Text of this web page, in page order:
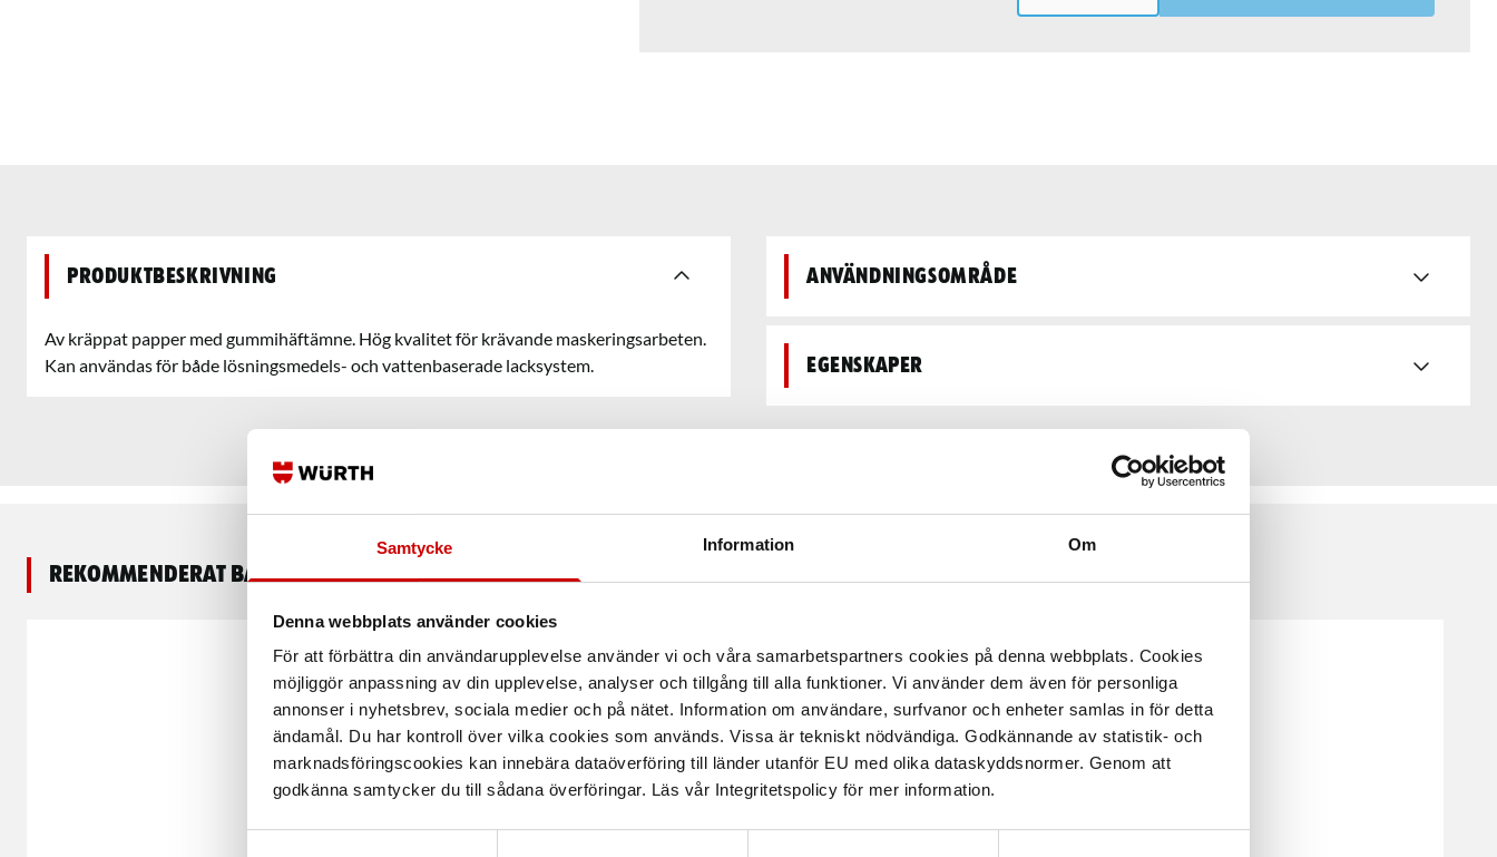
Samtycke Information Om
Denna webbplats använder cookies
För att förbättra din användarupplevelse använder vi och våra samarbetspartners cookies på denna webbplats. Cookies
möjliggör anpassning av din upplevelse, analyser och tillgång till alla funktioner. Vi använder dem även för personliga
annonser i nyhetsbrev, sociala medier och på nätet. Information om användare, surfvanor och enheter samlas in för detta
ändamål. Du har kontroll över vilka cookies som används. Vissa är tekniskt nödvändiga. Godkännande av statistik- och
marknadsföringscookies kan innebära dataöverföring till länder utanför EU med olika dataskyddsnormer. Genom att
godkänna samtycker du till sådana överföringar. Läs vår Integritetspolicy för mer information.
Produktbeskrivning
Av kräppat papper med gummihäftämne. Hög kvalitet för krävande maskeringsarbeten.
Kan användas för både lösningsmedels- och vattenbaserade lacksystem.
Användningsområde
Egenskaper
Rekommenderat baserat på vald produkt